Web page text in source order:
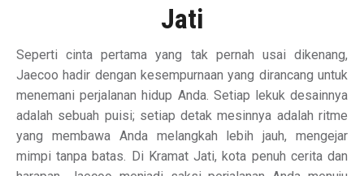
Jati
Seperti cinta pertama yang tak pernah usai dikenang,
Jaecoo hadir dengan kesempurnaan yang dirancang untuk
menemani perjalanan hidup Anda. Setiap lekuk desainnya
adalah sebuah puisi; setiap detak mesinnya adalah ritme
yang membawa Anda melangkah lebih jauh, mengejar
mimpi tanpa batas. Di Kramat Jati, kota penuh cerita dan